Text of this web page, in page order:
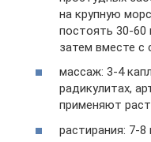
на крупную
постоять 30-60
затем вместе с
массаж: 3-4
радикулитах,
применяют
растирания: 7-